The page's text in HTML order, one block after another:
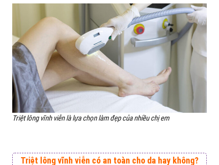
Triệt lông vĩnh viễn là lựa chọn làm đẹp của nhiều chị em
Triệt lông vĩnh viễn có an toàn cho da hay không?